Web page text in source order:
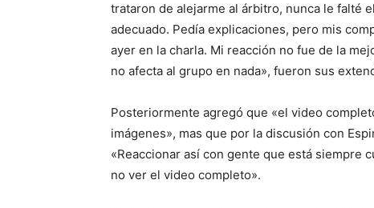
trataron de alejarme al árbitro, nunca le falté
adecuado. Pedía explicaciones, pero mis
ayer en la charla. Mi reacción no fue de la
no afecta al grupo en nada», fueron sus
Posteriormente agregó que «el video
imágenes», mas que por la discusión con
«Reaccionar así con gente que está siempre
no ver el video completo».